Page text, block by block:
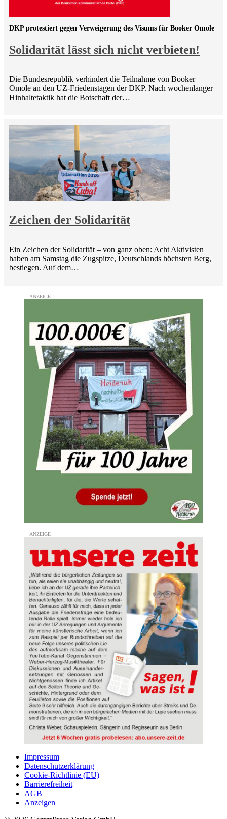
Solidarität lässt sich nicht verbieten!
DKP protestiert gegen Verweigerung des Visums für Booker Omole
Die Bundesrepublik verhindert die Teilnahme von Booker
Omole an den UZ-Friedenstagen der DKP. Nach wochenlanger
Hinhaltetaktik hat die Botschaft der…
Zeichen der Solidarität
Ein Zeichen der Solidarität – von ganz oben: Acht Aktivisten
haben am Samstag die Zugspitze, Deutschlands höchsten Berg,
bestiegen. Auf dem…
Impressum
Datenschutzerklärung
Cookie-Richtlinie (EU)
Barrierefreiheit
AGB
Anzeigen